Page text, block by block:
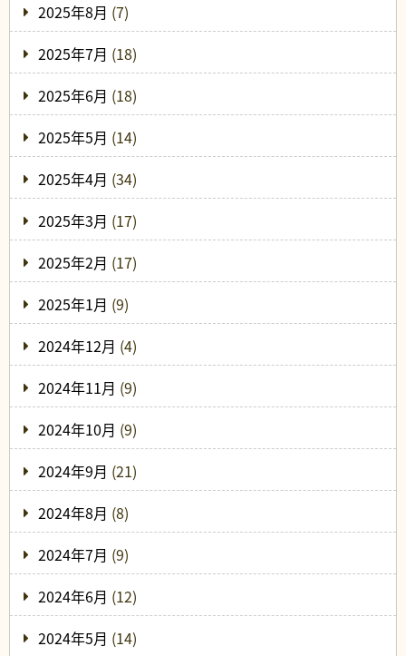
2025年8月 (7)
2025年7月 (18)
2025年6月 (18)
2025年5月 (14)
2025年4月 (34)
2025年3月 (17)
2025年2月 (17)
2025年1月 (9)
2024年12月 (4)
2024年11月 (9)
2024年10月 (9)
2024年9月 (21)
2024年8月 (8)
2024年7月 (9)
2024年6月 (12)
2024年5月 (14)